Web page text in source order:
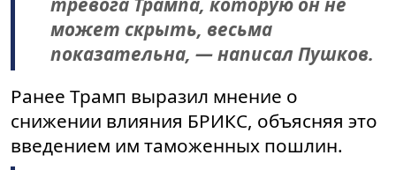
может скрыть, весьма
показательна, — написал Пушков.
Ранее Трамп выразил мнение о
снижении влияния БРИКС, объясняя это
введением им таможенных пошлин.